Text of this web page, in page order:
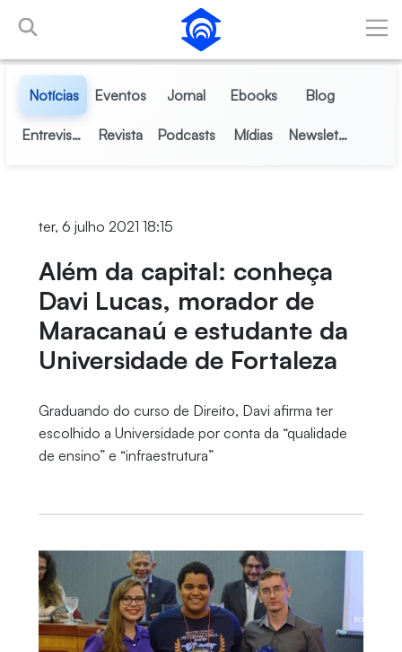
Pular para o Conteúdo principal
Notícias Eventos Jornal Ebooks Blog
Entrevistas Revista Podcasts Mídias Newsletter
ter, 6 julho 2021 18:15
Além da capital: conheça
Davi Lucas, morador de
Maracanaú e estudante da
Universidade de Fortaleza
Graduando do curso de Direito, Davi afirma ter
escolhido a Universidade por conta da “qualidade
de ensino” e “infraestrutura”